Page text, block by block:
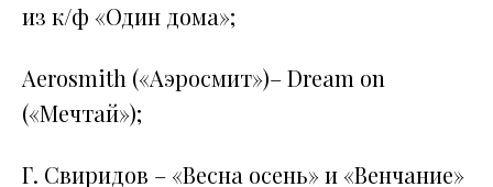
из к/ф «Один дома»;
Aerosmith («Аэросмит»)– Dream on
(«Мечтай»);
Г. Свиридов – «Весна осень» и «Венчание»